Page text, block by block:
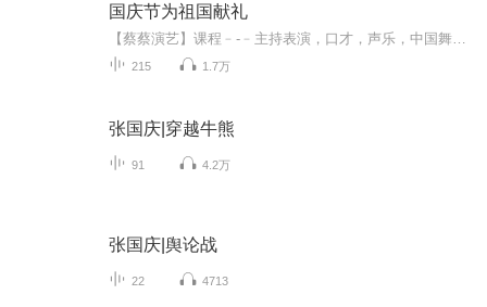
国庆节为祖国献礼
215 1.7万
张国庆|穿越牛熊
91 4.2万
张国庆|舆论战
22 4713